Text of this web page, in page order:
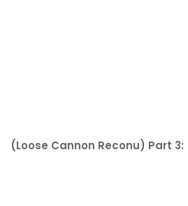
(Loose Cannon Reconu) Part 3: